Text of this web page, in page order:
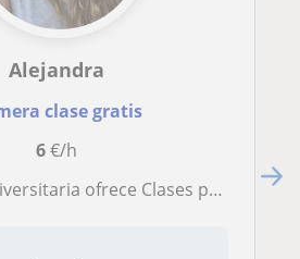
Alejandra
clase gratis
6€/h
ofrece Clases particulares